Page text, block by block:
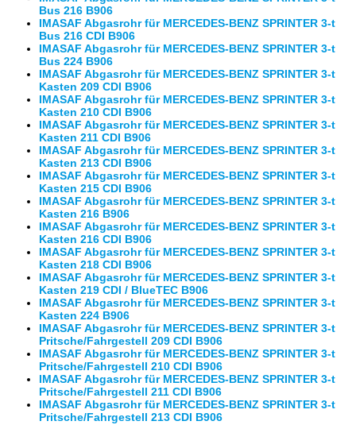
Bus 216 B906
IMASAF Abgasrohr für MERCEDES-BENZ SPRINTER 3-t
Bus 216 CDI B906
IMASAF Abgasrohr für MERCEDES-BENZ SPRINTER 3-t
Bus 224 B906
IMASAF Abgasrohr für MERCEDES-BENZ SPRINTER 3-t
Kasten 209 CDI B906
IMASAF Abgasrohr für MERCEDES-BENZ SPRINTER 3-t
Kasten 210 CDI B906
IMASAF Abgasrohr für MERCEDES-BENZ SPRINTER 3-t
Kasten 211 CDI B906
IMASAF Abgasrohr für MERCEDES-BENZ SPRINTER 3-t
Kasten 213 CDI B906
IMASAF Abgasrohr für MERCEDES-BENZ SPRINTER 3-t
Kasten 215 CDI B906
IMASAF Abgasrohr für MERCEDES-BENZ SPRINTER 3-t
Kasten 216 B906
IMASAF Abgasrohr für MERCEDES-BENZ SPRINTER 3-t
Kasten 216 CDI B906
IMASAF Abgasrohr für MERCEDES-BENZ SPRINTER 3-t
Kasten 218 CDI B906
IMASAF Abgasrohr für MERCEDES-BENZ SPRINTER 3-t
Kasten 219 CDI / BlueTEC B906
IMASAF Abgasrohr für MERCEDES-BENZ SPRINTER 3-t
Kasten 224 B906
IMASAF Abgasrohr für MERCEDES-BENZ SPRINTER 3-t
Pritsche/Fahrgestell 209 CDI B906
IMASAF Abgasrohr für MERCEDES-BENZ SPRINTER 3-t
Pritsche/Fahrgestell 210 CDI B906
IMASAF Abgasrohr für MERCEDES-BENZ SPRINTER 3-t
Pritsche/Fahrgestell 211 CDI B906
IMASAF Abgasrohr für MERCEDES-BENZ SPRINTER 3-t
Pritsche/Fahrgestell 213 CDI B906